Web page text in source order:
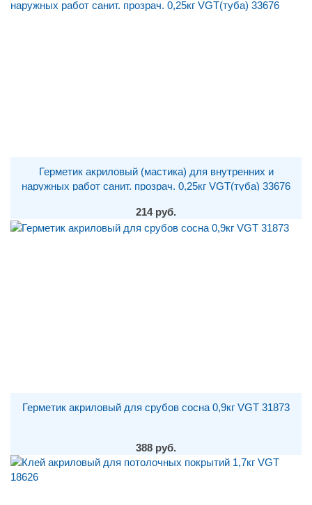
Герметик акриловый (мастика) для внутренних и
наружных работ санит. прозрач. 0,25кг VGT(туба) 33676
214 руб.
Герметик акриловый для срубов сосна 0,9кг VGT 31873
388 руб.